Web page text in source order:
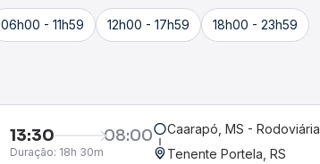
06h00 - 11h59 12h00 - 17h59 18h00 - 23h59
13:30 08:00
Duração: 18h 30m
Caarapó, MS - Rodoviária
Tenente Portela, RS